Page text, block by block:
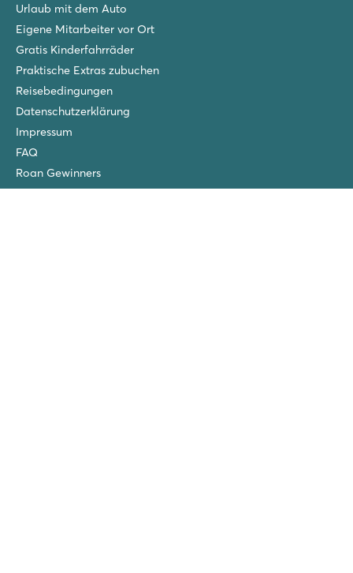
Urlaub mit dem Auto
Eigene Mitarbeiter vor Ort
Gratis Kinderfahrräder
Praktische Extras zubuchen
Reisebedingungen
Datenschutzerklärung
Impressum
FAQ
Roan Gewinners
San Francesco